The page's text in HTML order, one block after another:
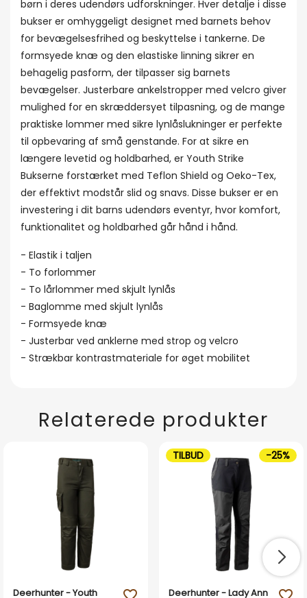
børn i deres udendørs udforskninger. Hver detalje i disse
bukser er omhyggeligt designet med barnets behov
for bevægelsesfrihed og beskyttelse i tankerne. De
formsyede knæ og den elastiske linning sikrer en
behagelig pasform, der tilpasser sig barnets
bevægelser. Justerbare ankelstropper med velcro giver
mulighed for en skræddersyet tilpasning, og de mange
praktiske lommer med sikre lynlåslukninger er perfekte
til opbevaring af små genstande. For at sikre en
længere levetid og holdbarhed, er Youth Strike
Bukserne forstærket med Teflon Shield og Oeko-Tex,
der effektivt modstår slid og snavs. Disse bukser er en
investering i dit barns udendørs eventyr, hvor komfort,
funktionalitet og holdbarhed går hånd i hånd.
- Elastik i taljen
- To forlommer
- To lårlommer med skjult lynlås
- Baglomme med skjult lynlås
- Formsyede knæ
- Justerbar ved anklerne med strop og velcro
- Strækbar kontrastmateriale for øget mobilitet
Relaterede produkter
Deerhunter - Youth
Deerhunter - Lady Ann
TILBUD -25%